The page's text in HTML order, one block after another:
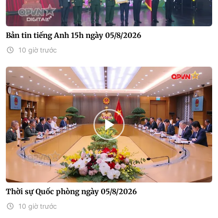
Bản tin tiếng Anh 15h ngày 05/8/2026
10 giờ trước
Thời sự Quốc phòng ngày 05/8/2026
10 giờ trước